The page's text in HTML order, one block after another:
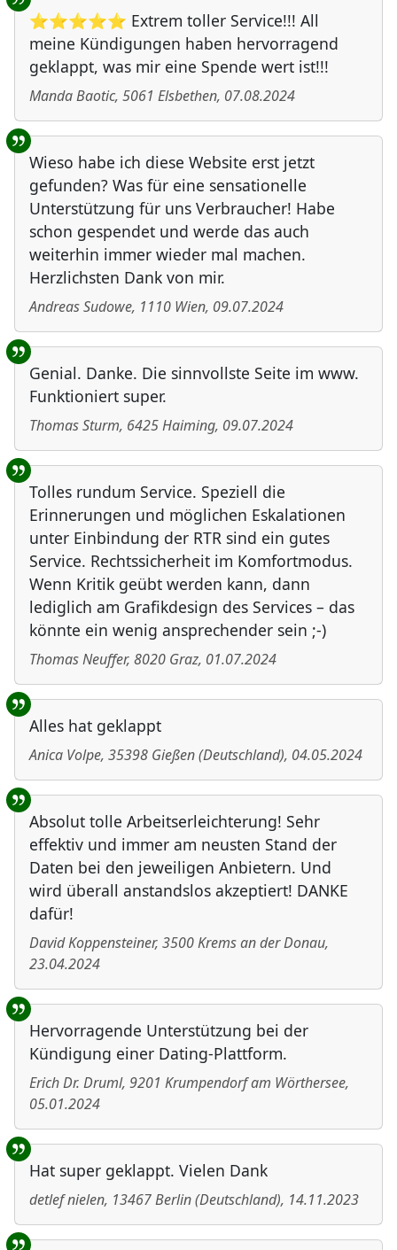
⭐⭐⭐⭐⭐ Extrem toller Service!!! All
meine Kündigungen haben hervorragend
geklappt, was mir eine Spende wert ist!!!
Manda Baotic, 5061 Elsbethen, 07.08.2024
Wieso habe ich diese Website erst jetzt
gefunden? Was für eine sensationelle
Unterstützung für uns Verbraucher! Habe
schon gespendet und werde das auch
weiterhin immer wieder mal machen.
Herzlichsten Dank von mir.
Andreas Sudowe, 1110 Wien, 09.07.2024
Genial. Danke. Die sinnvollste Seite im www.
Funktioniert super.
Thomas Sturm, 6425Haiming, 09.07.2024
Tolles rundum Service. Speziell die
Erinnerungen und möglichen Eskalationen
unter Einbindung der RTR sind ein gutes
Service. Rechtssicherheit im Komfortmodus.
Wenn Kritik geübt werden kann, dann
lediglich am Grafikdesign des Services – das
könnte ein wenig ansprechender sein ;-)
Thomas Neuffer, 8020 Graz, 01.07.2024
Alles hat geklappt
Anica Volpe, 35398 Gießen(Deutschland), 04.05.2024
Absolut tolle Arbeitserleichterung! Sehr
effektiv und immer am neusten Stand der
Daten bei den jeweiligen Anbietern. Und
wird überall anstandslos akzeptiert! DANKE
dafür!
David Koppensteiner, 3500Krems an der Donau,
23.04.2024
Hervorragende Unterstützung bei der
Kündigung einer Dating-Plattform.
Erich Dr. Druml, 9201 Krumpendorf am Wörthersee,
05.01.2024
Hat super geklappt. Vielen Dank
detlef nielen, 13467Berlin(Deutschland), 14.11.2023